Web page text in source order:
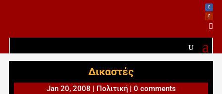

Δικαστές
Jan 20, 2008 | Πολιτική| 0 comments